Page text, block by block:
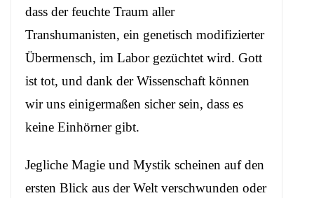
dass der feuchte Traum aller
Transhumanisten, ein genetisch modifizierter
Übermensch, im Labor gezüchtet wird. Gott
ist tot, und dank der Wissenschaft können
wir uns einigermaßen sicher sein, dass es
keine Einhörner gibt.
Jegliche Magie und Mystik scheinen auf den
ersten Blick aus der Welt verschwunden oder